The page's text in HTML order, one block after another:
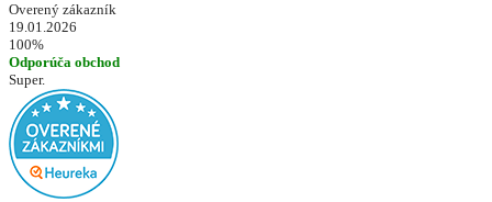
Overený zákazník
19.01.2026
100%
Odporúča obchod
Super.